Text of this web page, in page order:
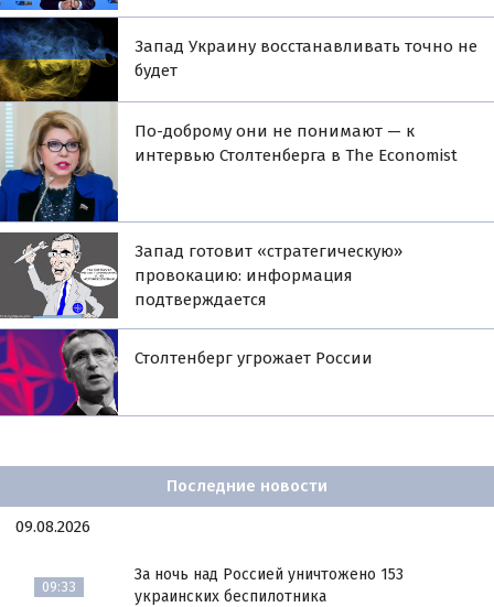
Запад Украину восстанавливать точно не
будет
По-доброму они не понимают — к
интервью Столтенберга в The Economist
Запад готовит «стратегическую»
провокацию: информация
подтверждается
Столтенберг угрожает России
Последние новости
09.08.2026
09:33
За ночь над Россией уничтожено 153
украинских беспилотника